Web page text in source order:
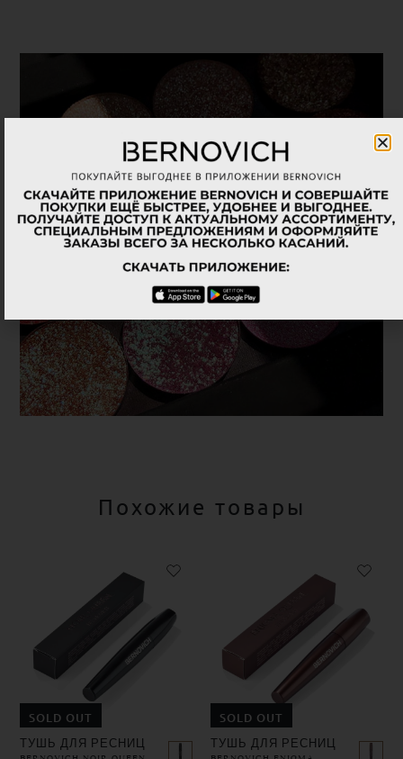
Похожие товары
SOLD OUT
ТУШЬ ДЛЯ РЕСНИЦ
SOLD OUT
ТУШЬ ДЛЯ РЕСНИЦ